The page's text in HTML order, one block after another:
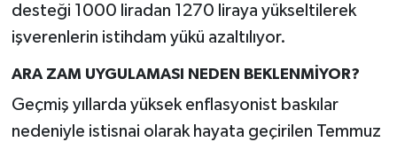
desteği 1000 liradan 1270 liraya yükseltilerek
işverenlerin istihdam yükü azaltılıyor.
ARA ZAM UYGULAMASI NEDEN BEKLENMİYOR?
Geçmiş yıllarda yüksek enflasyonist baskılar
nedeniyle istisnai olarak hayata geçirilen Temmuz